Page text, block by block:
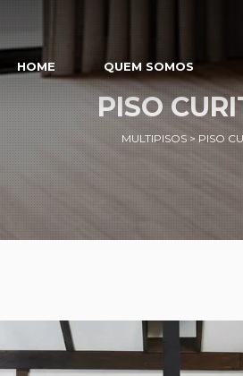
HOME QUEM SOMOS
PISO
MULTIPISOS>PISO